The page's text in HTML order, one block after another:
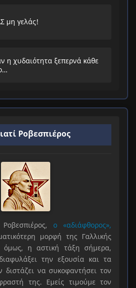
μη γελάς!
η χυδαιότητα ξεπερνά κάθε
Ροβεσπιέρος
ο «αδιάφθορος»,
μορφή της Γαλλικής
όμως, η αστική τάξη σήμερα,
την εξουσία και τα
διστάζει να συκοφαντήσει τον
της. Εμείς τιμούμε τον